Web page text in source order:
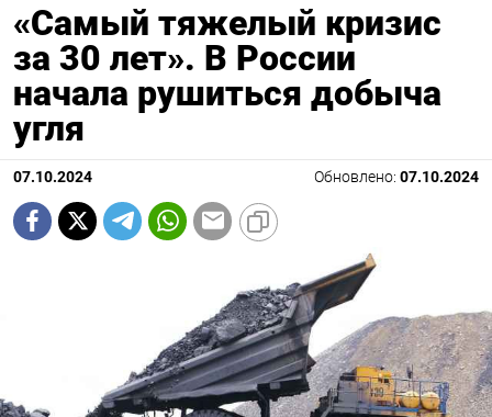
«Самый тяжелый кризис
за 30 лет». В России
начала рушиться добыча
угля
07.10.2024 Обновлено: 07.10.2024